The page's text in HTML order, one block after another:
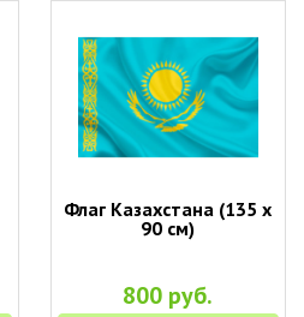
Флаг Казахстана (135 х
90 см)
800 руб.